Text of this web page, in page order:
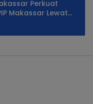
Perkuat
Makassar Lewat